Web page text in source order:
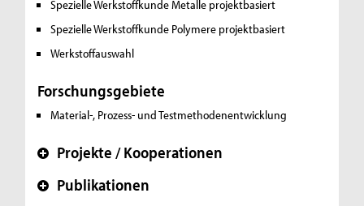
Spezielle Werkstoffkunde Metalle projektbasiert
Spezielle Werkstoffkunde Polymere projektbasiert
Werkstoffauswahl
Forschungsgebiete
Material-, Prozess- und Testmethodenentwicklung
+ Projekte / Kooperationen
+ Publikationen